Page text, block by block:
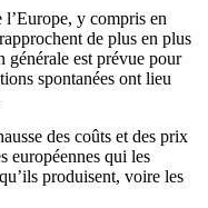
l’Europe, y compris en
de plus en plus
générale est prévue pour
spontanées ont lieu
des coûts et des prix
européennes qui les
produisent, voire les